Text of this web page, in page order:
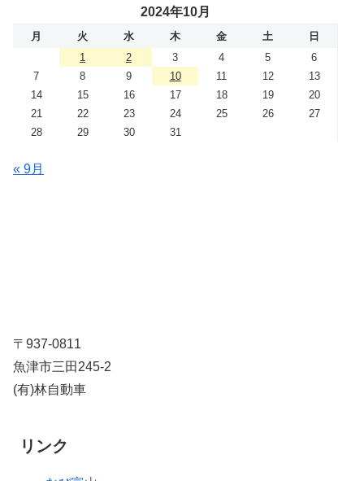
2024年10月
月 火 水 木 金 土
日
1
2 3 4 5
6
7
8 9 10 11 12
13
14
15 16 17 18 19
20
21
22 23 24 25 26
27
28
29 30 31
« 9月
〒937-0811
魚津市三田245-2
(有)林自動車
リンク